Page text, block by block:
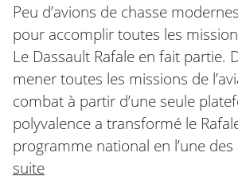
Peu d’avions de chasse
pour accomplir toutes les
Le Dassault Rafale en fait partie.
mener toutes les missions de
combat à partir d’une seule
polyvalence a transformé le
programme national en l’une
suite